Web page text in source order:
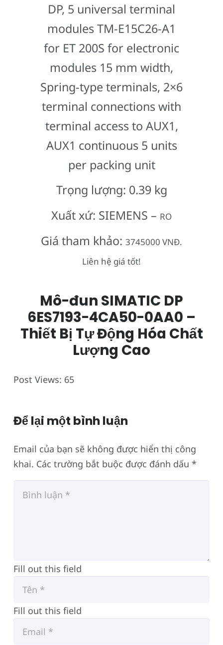
DP, 5 universal terminal
modules TM-E15C26-A1
for ET 200S for electronic
modules 15 mm width,
Spring-type terminals, 2×6
terminal connections with
terminal access to AUX1,
AUX1 continuous 5 units
per packing unit
Trọng lượng: 0.39 kg
Xuất xứ: SIEMENS – RO
Giá tham khảo: 3745000 VNĐ.
Liên hệ giá tốt!
Mô-đun SIMATIC DP
6ES7193-4CA50-0AA0 –
Thiết Bị Tự Động Hóa Chất
Lượng Cao
Post Views: 65
Để lại một bình luận
Email của bạn sẽ không được hiển thị công
khai. Các trường bắt buộc được đánh dấu *
Fill out this field
Fill out this field